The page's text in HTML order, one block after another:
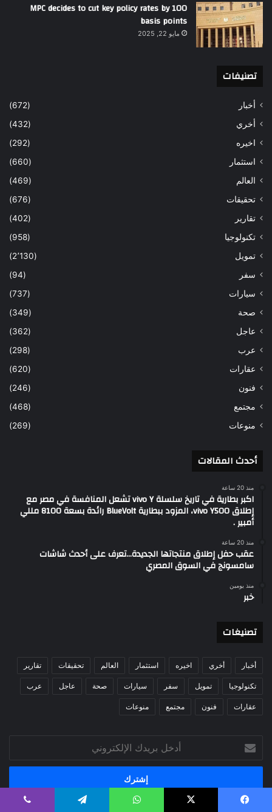
MPC decides to cut key policy rates by 100
basis points
مايو 22, 2025
تصنيفات
أخبار
(672)
أخري
(432)
اخيره
(292)
استثمار
(660)
العالم
(469)
تحقيقات
(676)
تقارير
(402)
تكنولوجيا
(958)
تمويل
(2٬130)
سفر
(94)
سيارات
(737)
صحة
(349)
عاجل
(362)
عرب
(298)
عقارات
(620)
فنون
(246)
مجتمع
(468)
منوعات
(269)
أحدث المقالات
منذ 20 ساعة
اكبر بطارية في تاريخ سلسلة vivo Y تشعل المنافسة في مصر مع
إطلاق vivo Y500، المزود ببطارية BlueVolt رائدة بسعة 8100 مللي
أمبير .
منذ 20 ساعة
عقب حفل إطلاق منتجاتها الجديدة…تعرف على أحدث شاشات
سامسونج في السوق المصري
منذ يومين
خبر
تصنيغات
أخبار أخري اخيره استثمار العالم تحقيقات تقارير
تكنولوجيا تمويل سفر سيارات صحة عاجل عرب
عقارات فنون مجتمع منوعات
بريدك
الإلكتروني